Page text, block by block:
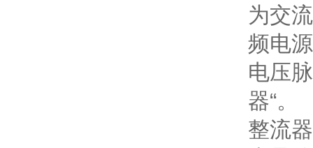
为交
频电
电压
器“。
整流器